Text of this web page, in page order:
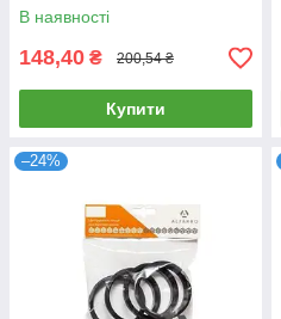
В наявності
148,40 ₴ 200,54 ₴
Купити
–24%